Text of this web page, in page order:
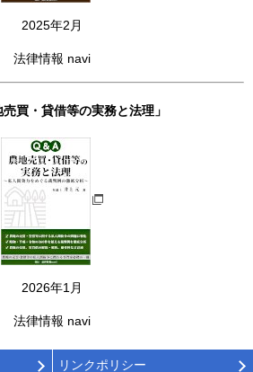
2025年2月
法律情報 navi
売買・貸借等の実務と法理」
2026年1月
法律情報 navi
リンクポリシー